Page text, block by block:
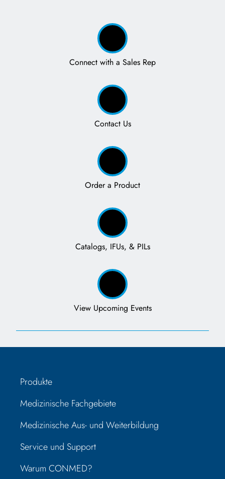
Connect with a Sales Rep
Contact Us
Order a Product
Catalogs, IFUs, & PILs
View Upcoming Events
Produkte
Medizinische Fachgebiete
Medizinische Aus- und Weiterbildung
Service und Support
Warum CONMED?